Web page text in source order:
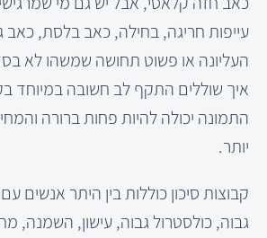
עייפות חריגה, בחילה, כאב בלסת, כאב
העליונה או פשוט תחושה שמשהו לא
איך שוללים התקף לב חשובה במיוחד
התמונה יכולה להיות פחות ברורה
יותר.
קבוצות סיכון כוללות בין היתר אנשים
גבוה, כולסטרול גבוה, עישון, השמנה,